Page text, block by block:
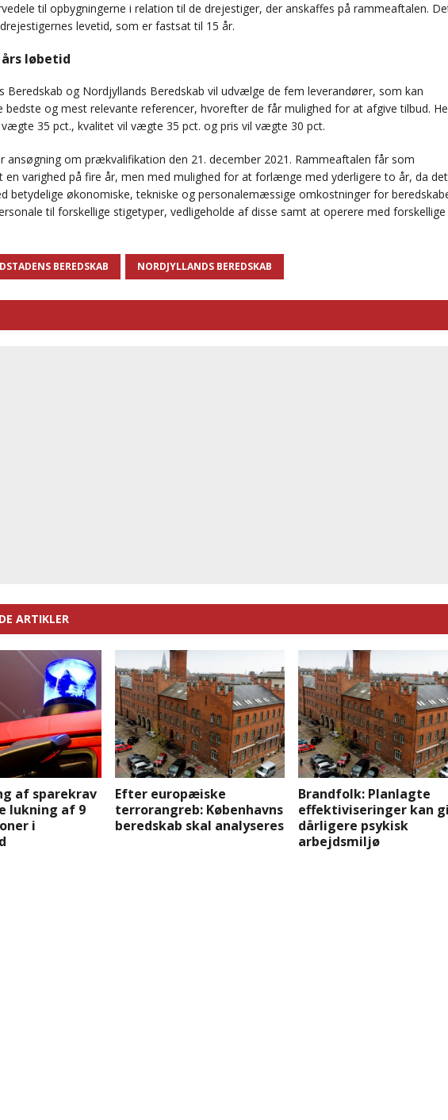
til opbygningerne i relation til de drejestiger, der anskaffes på rammeaftalen.
levetid, som er fastsat til 15 år.
løbetid
Beredskab og Nordjyllands Beredskab vil udvælge de fem leverandører, som kan
og mest relevante referencer, hvorefter de får mulighed for at afgive tilbud.
35 pct., kvalitet vil vægte 35 pct. og pris vil vægte 30 pct.
ansøgning om prækvalifikation den 21. december 2021. Rammeaftalen får som
en varighed på fire år, men med mulighed for at forlænge med yderligere to år, da
betydelige økonomiske, tekniske og personalemæssige omkostninger for
til forskellige stigetyper, vedligeholde af disse samt at operere med forskellige
BEREDSKAB NORDJYLLANDS BEREDSKAB
ARTIKLER
af sparekrav
lukning af 9
i
Efter europæiske
terrorangreb: Københavns
beredskab skal analyseres
Brandfolk: Planlagte
effektiviseringer kan
dårligere psykisk
arbejdsmiljø